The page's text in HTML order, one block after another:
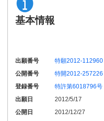
基本情報
出願番号
特願2012-112960
公開番号
特開2012-257226
登録番号
特許第6018796号
出願日
2012/5/17
公開日
2012/12/27